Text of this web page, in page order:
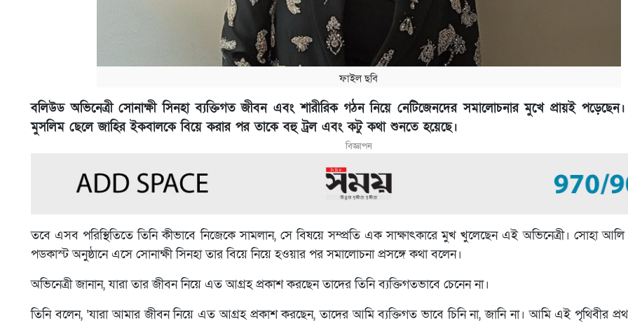
ফাইল ছবি
বলিউড অভিনেত্রী সোনাক্ষী সিনহা ব্যক্তিগত জীবন এবং শারীরিক গঠন নিয়ে নেটিজেনদের সমালোচনার মুখে প্রায়ই
মুসলিম ছেলে জাহির ইকবালকে বিয়ে করার পর তাকে বহু ট্রল এবং কটু কথা শুনতে হয়েছে।
বিজ্ঞাপন
তবে এসব পরিস্থিতিতে তিনি কীভাবে নিজেকে সামলান, সে বিষয়ে সম্প্রতি এক সাক্ষাৎকারে মুখ খুলেছেন এই অভিনেত্রী। সোহা
পডকাস্ট অনুষ্ঠানে এসে সোনাক্ষী সিনহা তার বিয়ে নিয়ে হওয়ার পর সমালোচনা প্রসঙ্গে কথা বলেন।
অভিনেত্রী জানান, যারা তার জীবন নিয়ে এত আগ্রহ প্রকাশ করছেন তাদের তিনি ব্যক্তিগতভাবে চেনেন না।
তিনি বলেন, ‘যারা আমার জীবন নিয়ে এত আগ্রহ প্রকাশ করছেন, তাদের আমি ব্যক্তিগত ভাবে চিনি না, জানি না। আমি এই পৃথিবীর